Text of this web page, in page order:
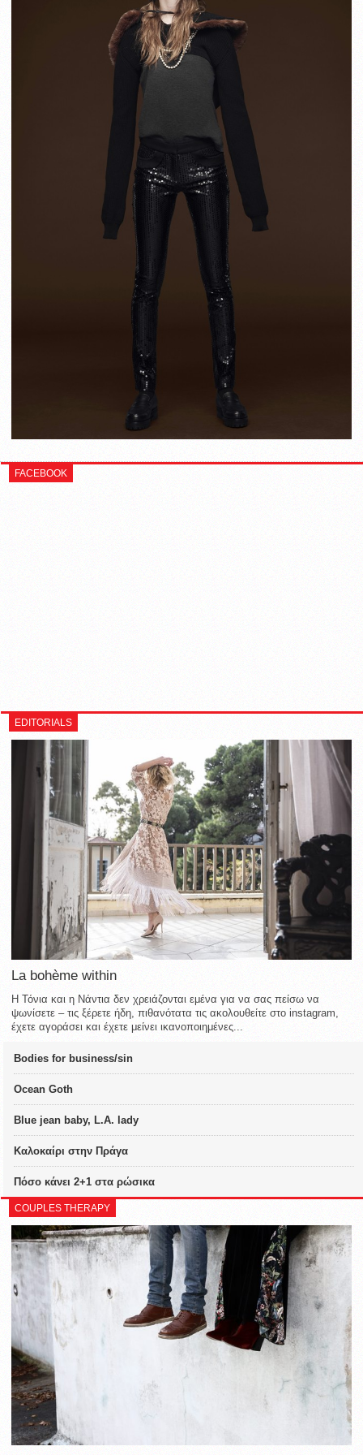
FACEBOOK
EDITORIALS
La bohème within
Η Τόνια και η Νάντια δεν χρειάζονται εμένα για να σας πείσω να
ψωνίσετε – τις ξέρετε ήδη, πιθανότατα τις ακολουθείτε στο instagram,
έχετε αγοράσει και έχετε μείνει ικανοποιημένες...
Bodies for business/sin
Ocean Goth
Blue jean baby, L.A. lady
Καλοκαίρι στην Πράγα
Πόσο κάνει 2+1 στα ρώσικα
COUPLES THERAPY